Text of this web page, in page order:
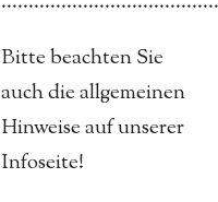
Bitte beachten Sie
auch die allgemeinen
Hinweise auf unserer
Infoseite!